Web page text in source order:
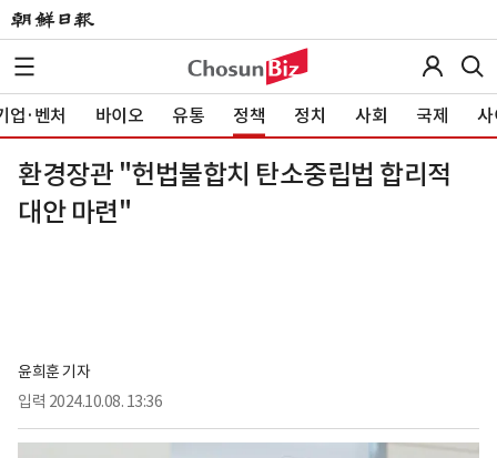
업·벤처 바이오 유통 정책 정치 사회 국제 사
환경장관 "헌법불합치 탄소중립법 합리적
대안 마련"
윤희훈 기자
입력 2024.10.08. 13:36